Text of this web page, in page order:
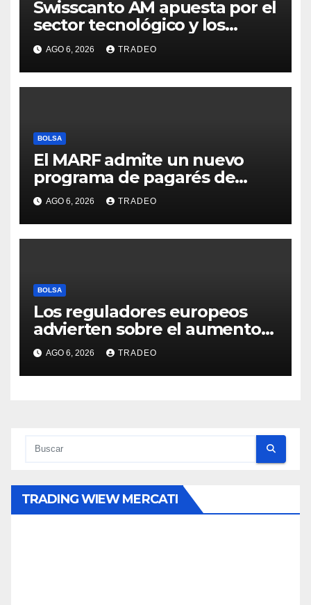
Swisscanto AM apuesta por el
sector tecnológico y los
valores cíclicos para ganar en
bolsa
AGO 6, 2026 TRADEO
BOLSA
El MARF admite un nuevo
programa de pagarés de
Seresco por 20 millones de
euros
AGO 6, 2026 TRADEO
BOLSA
Los reguladores europeos
advierten sobre el aumento
del fraude con criptos tras la
llegada de MiCA
AGO 6, 2026 TRADEO
TRADING WIEW MERCATI